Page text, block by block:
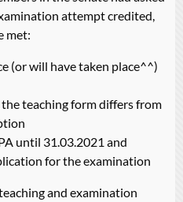
attempt credited,
met:
(or will have taken place^^)
teaching form differs from
until 31.03.2021 and
for the examination
and examination